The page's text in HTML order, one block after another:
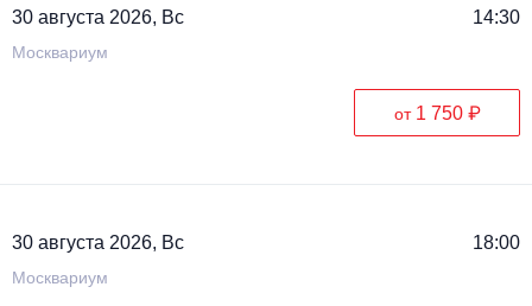
30 августа 2026, Вс 14:30
Москвариум
от 1 750 ₽
30 августа 2026, Вс 18:00
Москвариум